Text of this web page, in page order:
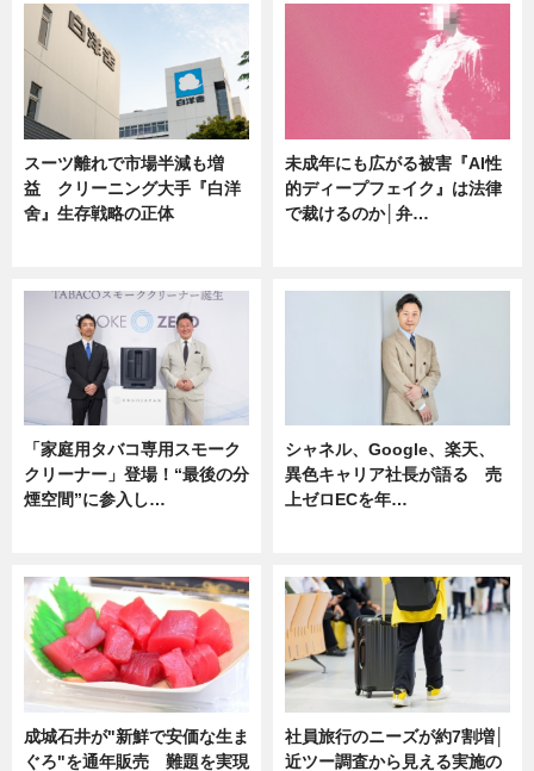
スーツ離れで市場半減も増
益 クリーニング大手『白洋
舍』生存戦略の正体
未成年にも広がる被害『AI性
的ディープフェイク』は法律
で裁けるのか│弁…
「家庭用タバコ専用スモーク
クリーナー」登場！“最後の分
煙空間”に参入し…
シャネル、Google、楽天、
異色キャリア社長が語る 売
上ゼロECを年…
成城石井が"新鮮で安価な生ま
ぐろ"を通年販売 難題を実現
社員旅行のニーズが約7割増│
近ツー調査から見える実施の